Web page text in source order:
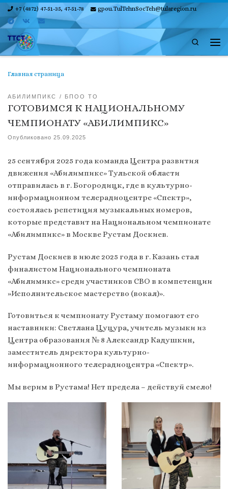
Skip to content
+7 (4872) 47-51-35, 47-51-78 gpou.TulTehnSocTeh@tularegion.ru
Search
Главная страница
АБИЛИМПИКС БПОО ТО
ГОТОВИМСЯ К НАЦИОНАЛЬНОМУ
ЧЕМПИОНАТУ «АБИЛИМПИКС»
Опубликовано 25.09.2025
25 сентября 2025 года команда Центра развития
движения «Абилимпикс» Тульской области
отправилась в г. Богородицк, где в культурно-
информационном телерадиоцентре «Спектр»,
состоялась репетиция музыкальных номеров,
которые представит на Национальном чемпионате
«Абилимпикс» в Москве Рустам Доскиев.
Рустам Доскиев в июле 2025 года в г. Казань стал
финалистом Национального чемпионата
«Абилимикс» среди участников СВО в компетенции
»Исполнительское мастерство (вокал)».
Готовиться к чемпионату Рустаму помогают его
наставники: Светлана Цуцура, учитель музыки из
Центра образования № 8 Александр Кадушкин,
заместитель директора культурно-
информационного телерадиоцентра «Спектр».
Мы верим в Рустама! Нет предела – действуй смело!